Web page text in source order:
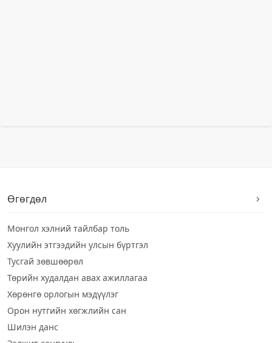
Өгөгдөл
Монгол хэлний тайлбар толь
Хуулийн этгээдийн улсын бүртгэл
Тусгай зөвшөөрөл
Төрийн худалдан авах ажиллагаа
Хөрөнгө орлогын мэдүүлэг
Орон нутгийн хөгжлийн сан
Шилэн данс